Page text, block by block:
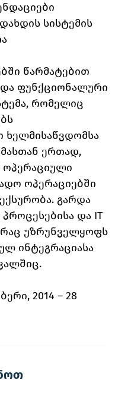
სისტემის
წარმატებით
ფუნქციონალური
რომელიც
ხელმისაწვდომსა
ერთად,
ოპერაციული
ოპერაციებში
გარდა
პროცესებისა და IT
რაც უზრუნველყოფს
ინტეგრაციასა
2014 – 28